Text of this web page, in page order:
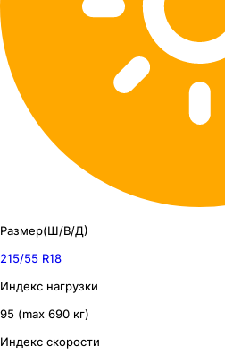
Размер(Ш/В/Д)
215/55 R18
Индекс нагрузки
95 (max 690 кг)
Индекс скорости